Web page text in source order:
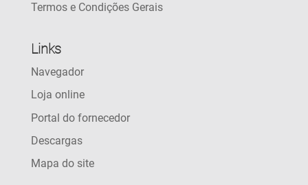
Termos e Condições Gerais
Links
Navegador
Loja online
Portal do fornecedor
Descargas
Mapa do site